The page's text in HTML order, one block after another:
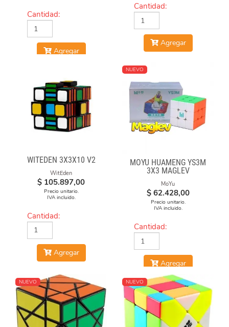
Cantidad:
Agregar
Cantidad:
Agregar
WITEDEN 3X3X10 V2
WitEden
$ 105.897,00
Precio unitario.
IVA incluido.
Cantidad:
Agregar
NUEVO
MOYU HUAMENG YS3M
3X3 MAGLEV
MoYu
$ 62.428,00
Precio unitario.
IVA incluido.
Cantidad:
Agregar
NUEVO NUEVO